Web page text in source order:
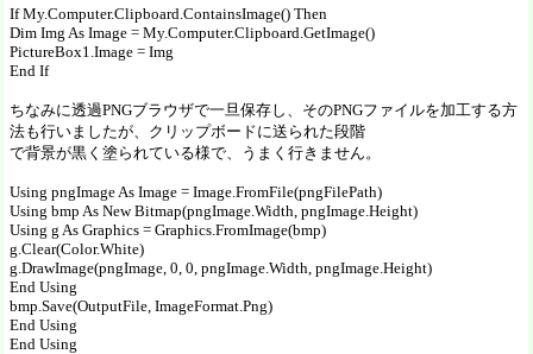
If My.Computer.Clipboard.ContainsImage() Then
Dim Img As Image = My.Computer.Clipboard.GetImage()
PictureBox1.Image = Img
End If
ちなみに透過PNGブラウザで一旦保存し、そのPNGファイルを加工する方
法も行いましたが、クリップボードに送られた段階
で背景が黒く塗られている様で、うまく行きません。
Using pngImage As Image = Image.FromFile(pngFilePath)
Using bmp As New Bitmap(pngImage.Width, pngImage.Height)
Using g As Graphics = Graphics.FromImage(bmp)
g.Clear(Color.White)
g.DrawImage(pngImage, 0, 0, pngImage.Width, pngImage.Height)
End Using
bmp.Save(OutputFile, ImageFormat.Png)
End Using
End Using